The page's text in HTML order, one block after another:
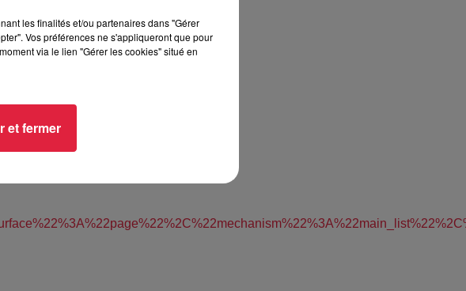
les finalités et/ou partenaires dans "Gérer
Vos préférences ne s'appliqueront que pour
via le lien "Gérer les cookies" situé en
et fermer